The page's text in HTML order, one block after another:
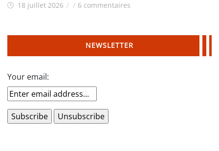
18 juillet 2026 / / 6 commentaires
NEWSLETTER
Your email: